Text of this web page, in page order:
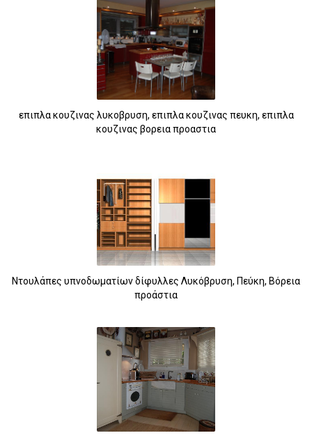
επιπλα κουζινας λυκοβρυση, επιπλα κουζινας πευκη, επιπλα
κουζινας βορεια προαστια
Ντουλάπες υπνοδωματίων δίφυλλες Λυκόβρυση, Πεύκη, Βόρεια
προάστια